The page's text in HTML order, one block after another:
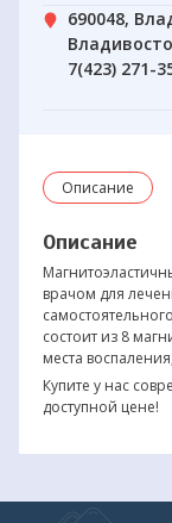
Описание
Описание
врачом для
состоит из 8
места
Купите у нас
доступной цене!
690048,
7(423) 271-